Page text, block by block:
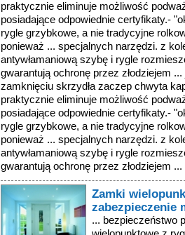
praktycznie eliminuje możliwość
posiadające odpowiednie certyfikaty.-
rygle grzybkowe, a nie tradycyjne
ponieważ ... specjalnych narzędzi. z
antywłamaniową szybę i rygle
gwarantują ochronę przez złodziejem
zamknięciu skrzydła zaczep chwyta
praktycznie eliminuje możliwość
posiadające odpowiednie certyfikaty.-
rygle grzybkowe, a nie tradycyjne
ponieważ ... specjalnych narzędzi. z
antywłamaniową szybę i rygle
gwarantują ochronę przez złodziejem ...
Zamki
zabezpieczenie
... bezpieczeństwo przede wszystkimzamki wielopunktowe z ryglami hakowymi winkhaus hooklock to wygoda i bezpieczeństwo w jednym. w odrżnieniu od tradycyjnych ... jest montaż w drzwiach wejściowych zamka wielopunktowego winkhaus z masywnymi ryglami hakowymi. ... zamontowany zamek wielopunktowy firmy winkhaus, wyposażony w dwa dodatkowe rygle. włamywacze prbowali podważyć zamek, ale ten – mimo ich wysiłkw ... gastronomicznych”.zamek wielopunktowy winkhaus hooklock: specjalnie wyprofilowane rygle hakowe stanowią zabezpieczenie trudne do sforsowania. fot ... skrzydła. w zależności od preferencji i wymagań możemy wybrać ilość dodatkowych rygli, ktre mają postać specjalnie wyprofilowanych hakw. drzwi o standardowych ... idzie w parze z ich dodatkowymi zaletami. dzięki zainstalowaniu pomocniczych rygli, skrzydło drzwiowe lepiej przylega do ościeżnicy, a tym samym jest bardziej ... bezpieczeństwo przede wszystkimzamki wielopunktowe z ryglami hakowymi winkhaus hooklock to wygoda i bezpieczeństwo w jednym. w odrżnieniu od tradycyjnych ... jest montaż w drzwiach wejściowych zamka wielopunktowego winkhaus z masywnymi ryglami hakowymi. ... zamontowany zamek wielopunktowy firmy winkhaus, wyposażony w dwa dodatkowe rygle. włamywacze prbowali podważyć zamek, ale ten – mimo ich wysiłkw ... gastronomicznych”.zamek wielopunktowy winkhaus hooklock: specjalnie wyprofilowane rygle hakowe stanowią zabezpieczenie trudne do sforsowania. fot ... skrzydła. w zależności od preferencji i wymagań możemy wybrać ilość dodatkowych rygli, ktre mają postać specjalnie wyprofilowanych hakw. drzwi o standardowych ... idzie w parze z ich dodatkowymi zaletami. dzięki zainstalowaniu pomocniczych rygli, skrzydło drzwiowe lepiej przylega do ościeżnicy, a tym samym jest bardziej ... bezpieczeństwo przede wszystkimzamki wielopunktowe z ryglami hakowymi winkhaus hooklock to wygoda i bezpieczeństwo w jednym. w odrżnieniu od tradycyjnych ... jest montaż w drzwiach wejściowych zamka wielopunktowego winkhaus z masywnymi ryglami hakowymi. ... zamontowany zamek wielopunktowy firmy winkhaus, wyposażony w dwa dodatkowe rygle. włamywacze prbowali podważyć zamek, ale ten – mimo ich wysiłkw ... gastronomicznych”.zamek wielopunktowy winkhaus hooklock: specjalnie wyprofilowane rygle hakowe stanowią zabezpieczenie trudne do sforsowania. fot ... skrzydła. w zależności od preferencji i wymagań możemy wybrać ilość dodatkowych rygli, ktre mają postać specjalnie wyprofilowanych hakw. drzwi o standardowych ... idzie w parze z ich dodatkowymi zaletami. dzięki zainstalowaniu pomocniczych rygli, skrzydło drzwiowe lepiej przylega do ościeżnicy, a tym samym jest bardziej ... bezpieczeństwo przede wszystkimzamki wielopunktowe z ryglami hakowymi winkhaus hooklock to wygoda i bezpieczeństwo w jednym. w odrżnieniu od tradycyjnych ... jest montaż w drzwiach wejściowych zamka wielopunktowego winkhaus z masywnymi ryglami hakowymi. ... zamontowany zamek wielopunktowy firmy winkhaus, wyposażony w dwa dodatkowe rygle. włamywacze prbowali podważyć zamek, ale ten – mimo ich wysiłkw ... gastronomicznych”.zamek wielopunktowy winkhaus hooklock: specjalnie wyprofilowane rygle hakowe stanowią zabezpieczenie trudne do sforsowania. fot ... skrzydła. w zależności od preferencji i wymagań możemy wybrać ilość dodatkowych rygli, ktre mają postać specjalnie wyprofilowanych hakw. drzwi o standardowych ... idzie w parze z ich dodatkowymi zaletami. dzięki zainstalowaniu pomocniczych rygli, skrzydło drzwiowe lepiej przylega do ościeżnicy, a tym samym jest bardziej ... bezpieczeństwo przede wszystkimzamki wielopunktowe z ryglami hakowymi winkhaus hooklock to wygoda i bezpieczeństwo w jednym. w odrżnieniu od tradycyjnych ... jest montaż w drzwiach wejściowych zamka wielopunktowego winkhaus z masywnymi ryglami hakowymi. ... zamontowany zamek wielopunktowy firmy winkhaus, wyposażony w dwa dodatkowe rygle. włamywacze prbowali podważyć zamek, ale ten – mimo ich wysiłkw ... gastronomicznych”.zamek wielopunktowy winkhaus hooklock: specjalnie wyprofilowane rygle hakowe stanowią zabezpieczenie trudne do sforsowania. fot ... skrzydła. w zależności od preferencji i wymagań możemy wybrać ilość dodatkowych rygli, ktre mają postać specjalnie wyprofilowanych hakw. drzwi o standardowych ... idzie w parze z ich dodatkowymi zaletami. dzięki zainstalowaniu pomocniczych rygli, skrzydło drzwiowe lepiej przylega do ościeżnicy, a tym samym jest bardziej ... bezpieczeństwo przede